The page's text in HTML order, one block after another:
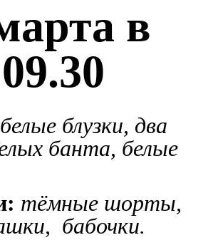
в
09.30
белые блузки, два
банта, белые
тёмные шорты,
бабочки.